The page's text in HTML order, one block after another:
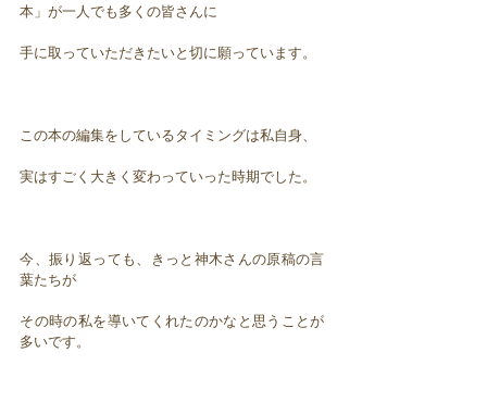
本」が一人でも多くの皆さんに
手に取っていただきたいと切に願っています。
この本の編集をしているタイミングは私自身、
実はすごく大きく変わっていった時期でした。
今、振り返っても、きっと神木さんの原稿の言
葉たちが
その時の私を導いてくれたのかなと思うことが
多いです。